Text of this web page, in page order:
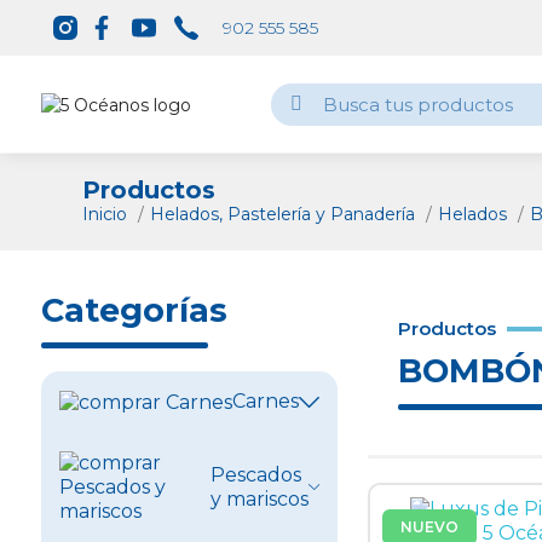
902 555 585
Productos
Inicio Helados, Pastelería y Panadería Helados
Categorías
Carnes
Ver todo
Vacuno
Pescados
y mariscos
Productos
NUEVO